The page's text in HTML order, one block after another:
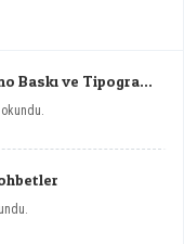
Baskı ve Tipografi